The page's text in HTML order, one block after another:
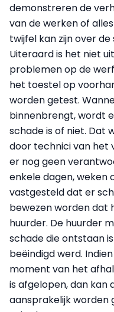
demonstreren de
van de werken of
twijfel kan zijn over
Uiteraard is het niet
problemen op de
het toestel op
worden getest.
binnenbrengt, wordt
schade is of niet. Dat
door technici van het
er nog geen
enkele dagen,
vastgesteld dat er
bewezen worden dat
huurder. De huurder
schade die ontstaan
beëindigd werd.
moment van het
is afgelopen, dan kan
aansprakelijk worden